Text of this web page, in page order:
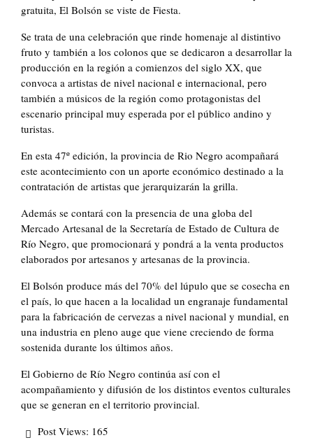
gratuita, El Bolsón se viste de Fiesta.
Se trata de una celebración que rinde homenaje al distintivo
fruto y también a los colonos que se dedicaron a desarrollar la
producción en la región a comienzos del siglo XX, que
convoca a artistas de nivel nacional e internacional, pero
también a músicos de la región como protagonistas del
escenario principal muy esperada por el público andino y
turistas.
En esta 47º edición, la provincia de Rio Negro acompañará
este acontecimiento con un aporte económico destinado a la
contratación de artistas que jerarquizarán la grilla.
Además se contará con la presencia de una globa del
Mercado Artesanal de la Secretaría de Estado de Cultura de
Río Negro, que promocionará y pondrá a la venta productos
elaborados por artesanos y artesanas de la provincia.
El Bolsón produce más del 70% del lúpulo que se cosecha en
el país, lo que hacen a la localidad un engranaje fundamental
para la fabricación de cervezas a nivel nacional y mundial, en
una industria en pleno auge que viene creciendo de forma
sostenida durante los últimos años.
El Gobierno de Río Negro continúa así con el
acompañamiento y difusión de los distintos eventos culturales
que se generan en el territorio provincial.
Post Views: 165